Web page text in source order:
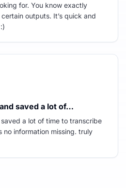
for. You know exactly
outputs. It’s quick and
saved a lot of…
a lot of time to transcribe
no information missing. truly